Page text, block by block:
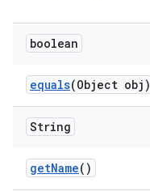
boolean
equals(Object obj)
String
getName()